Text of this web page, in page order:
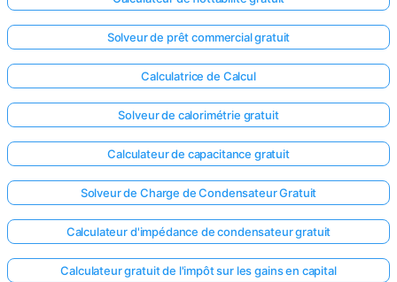
Solveur de prêt commercial gratuit
Calculatrice de Calcul
Solveur de calorimétrie gratuit
Calculateur de capacitance gratuit
Solveur de Charge de Condensateur Gratuit
Calculateur d'impédance de condensateur gratuit
Calculateur gratuit de l'impôt sur les gains en capital